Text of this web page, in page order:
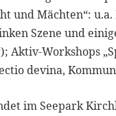
und Mächten“:
Szene und
Aktiv-Workshops
devina,
im Seepark